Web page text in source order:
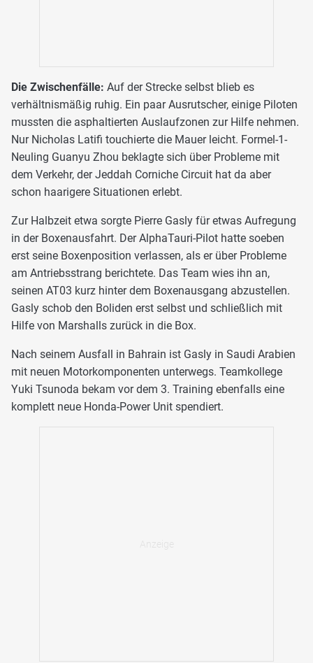
Die Zwischenfälle: Auf der Strecke selbst blieb es
verhältnismäßig ruhig. Ein paar Ausrutscher, einige Piloten
mussten die asphaltierten Auslaufzonen zur Hilfe nehmen.
Nur Nicholas Latifi touchierte die Mauer leicht. Formel-1-
Neuling Guanyu Zhou beklagte sich über Probleme mit
dem Verkehr, der Jeddah Corniche Circuit hat da aber
schon haarigere Situationen erlebt.
Zur Halbzeit etwa sorgte Pierre Gasly für etwas Aufregung
in der Boxenausfahrt. Der AlphaTauri-Pilot hatte soeben
erst seine Boxenposition verlassen, als er über Probleme
am Antriebsstrang berichtete. Das Team wies ihn an,
seinen AT03 kurz hinter dem Boxenausgang abzustellen.
Gasly schob den Boliden erst selbst und schließlich mit
Hilfe von Marshalls zurück in die Box.
Nach seinem Ausfall in Bahrain ist Gasly in Saudi Arabien
mit neuen Motorkomponenten unterwegs. Teamkollege
Yuki Tsunoda bekam vor dem 3. Training ebenfalls eine
komplett neue Honda-Power Unit spendiert.